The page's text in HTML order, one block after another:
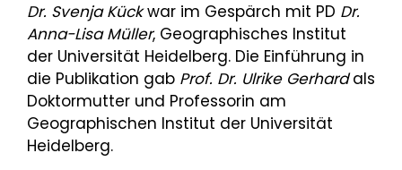
Dr. Svenja Kückwar im Gespärch mit PD Dr.
Anna-Lisa Müller, Geographisches Institut
der Universität Heidelberg. Die Einführung in
die Publikation gab Prof. Dr. Ulrike Gerhardals
Doktormutter und Professorin am
Geographischen Institut der Universität
Heidelberg.